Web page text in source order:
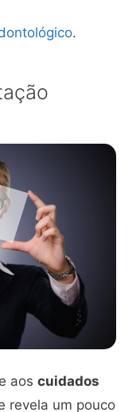
.
aos cuidados
revela um pouco